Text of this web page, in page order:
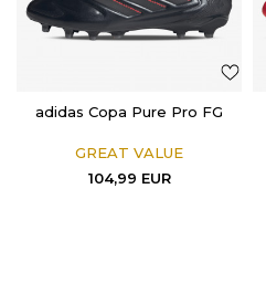
adidas Copa Pure Pro FG
GREAT VALUE
104,99 EUR